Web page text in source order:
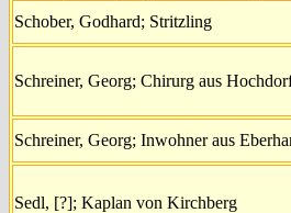
Schober, Godhard; Stritzling
Schreiner, Georg; Chirurg aus
Schreiner, Georg; Inwohner aus
Sedl, [?]; Kaplan von Kirchberg